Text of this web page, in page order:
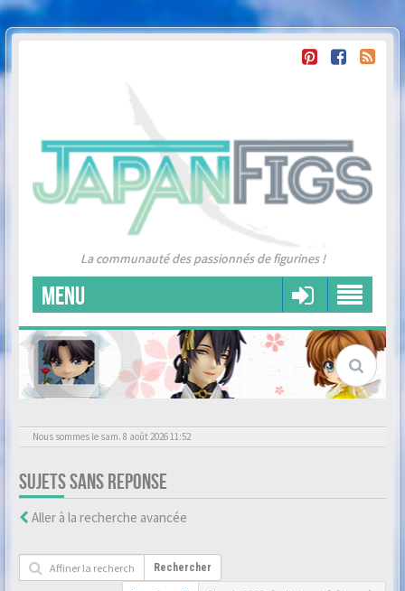
La communauté des passionnés de figurines !
MENU
Nous sommes le sam. 8 août 2026 11:52
SUJETS SANS REPONSE
Aller à la recherche avancée
Rechercher